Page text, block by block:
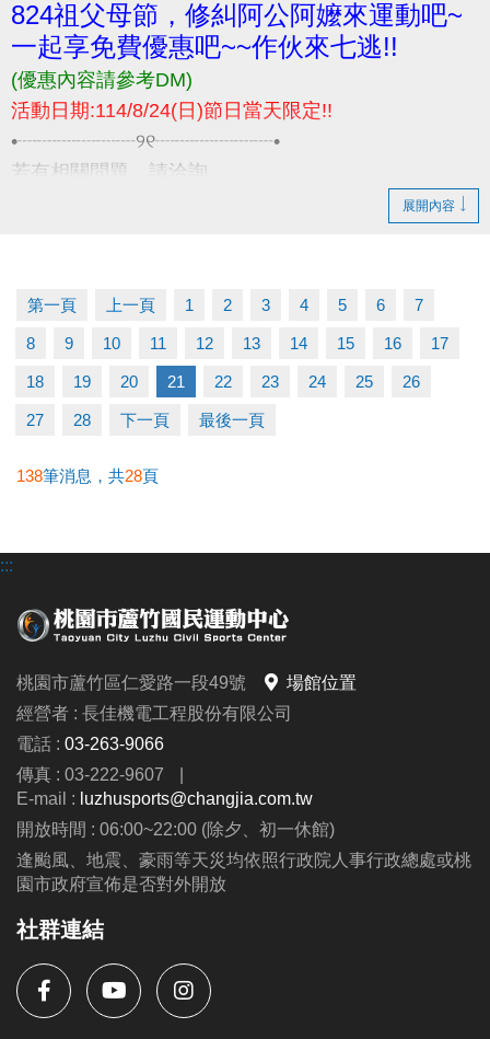
824祖父母節，修糾阿公阿嬤來運動吧~
一起享免費優惠吧~~作伙來七逃!!
(優惠內容請參考DM)
活動日期:114/8/24(日)節日當天限定!!
•┈┈┈┈┈┈୨୧┈┈┈┈┈┈•
若有相關問題，請洽詢
展開內容
第一頁 上一頁 1 2 3 4 5 6 7
8 9 10 11 12 13 14 15 16 17
18 19 20 21 22 23 24 25 26
27 28 下一頁 最後一頁
138筆消息，共28頁
:::
桃園市蘆竹區仁愛路一段49號
場館位置
經營者 : 長佳機電工程股份有限公司
電話 : 03-263-9066
傳真 : 03-222-9607
|
E-mail : luzhusports@changjia.com.tw
開放時間 : 06:00~22:00 (除夕、初一休館)
逢颱風、地震、豪雨等天災均依照行政院人事行政總處或桃
園市政府宣佈是否對外開放
社群連結